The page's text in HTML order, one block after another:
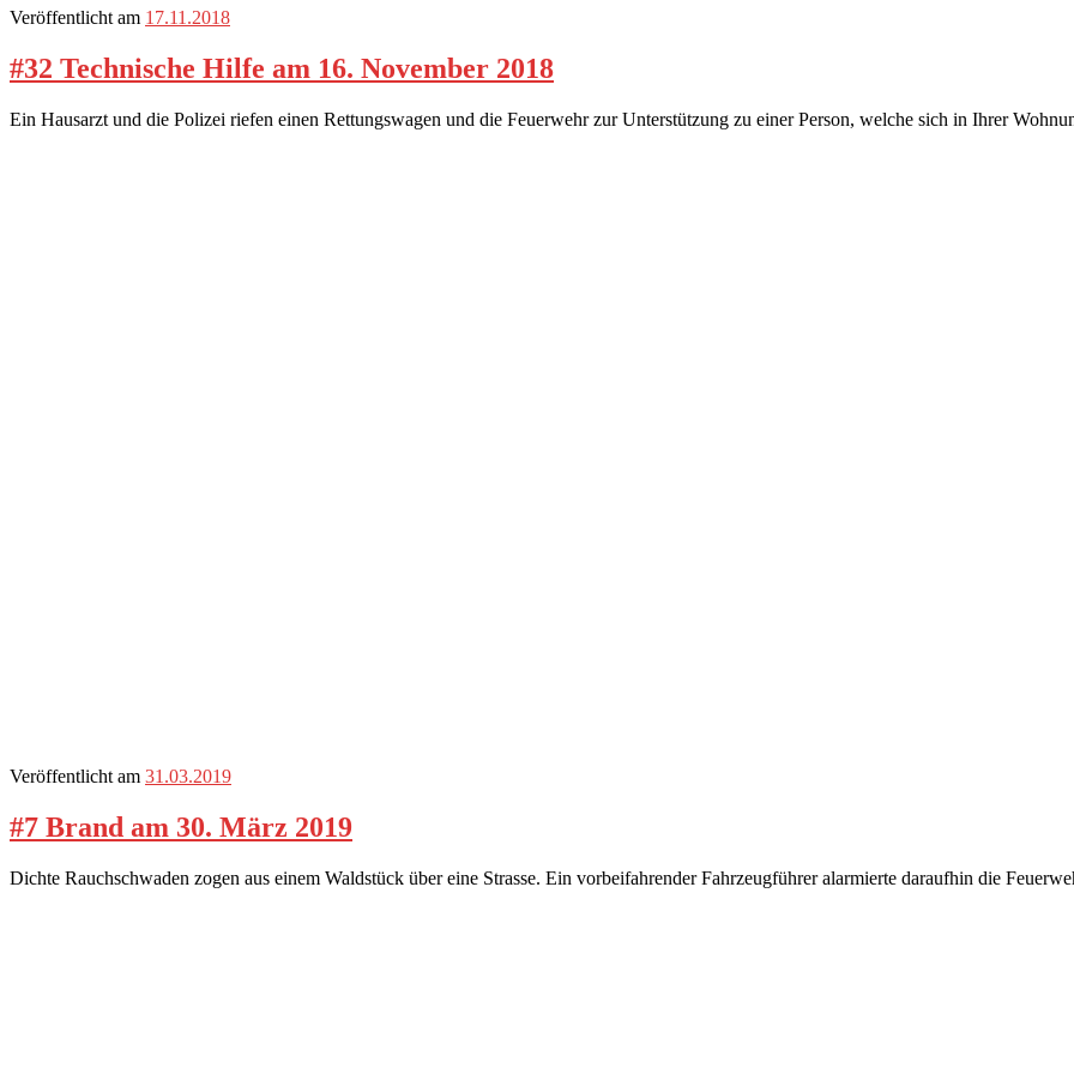
Veröffentlicht am 17.11.2018
#32 Technische Hilfe am 16. November 2018
Ein Hausarzt und die Polizei riefen einen Rettungswagen und die Feuerwehr zur Unterstützung zu einer Person, welche sich in Ihrer
Veröffentlicht am 31.03.2019
#7 Brand am 30. März 2019
Dichte Rauchschwaden zogen aus einem Waldstück über eine Strasse. Ein vorbeifahrender Fahrzeugführer alarmierte daraufhin die